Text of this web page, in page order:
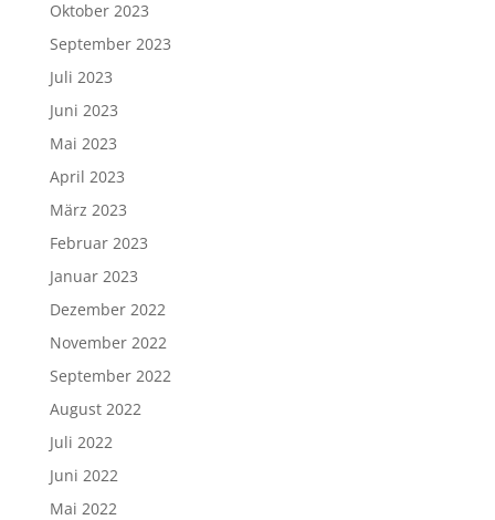
Oktober 2023
September 2023
Juli 2023
Juni 2023
Mai 2023
April 2023
März 2023
Februar 2023
Januar 2023
Dezember 2022
November 2022
September 2022
August 2022
Juli 2022
Juni 2022
Mai 2022